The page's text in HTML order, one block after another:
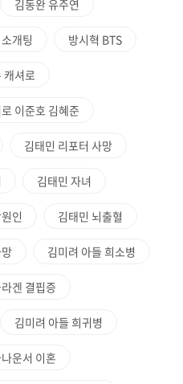
김동완 유주연
개팅 방시혁 BTS
캐셔로
이준호 김혜준
김태민 리포터 사망
김태민 자녀
인 김태민 뇌출혈
김미려 아들 희소병
겐 결핍증
김미려 아들 희귀병
운서 이혼